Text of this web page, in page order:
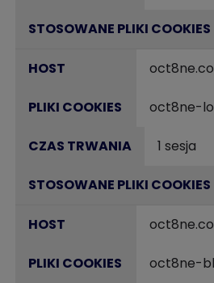
oct8ne-
1 sesja
oct8ne-